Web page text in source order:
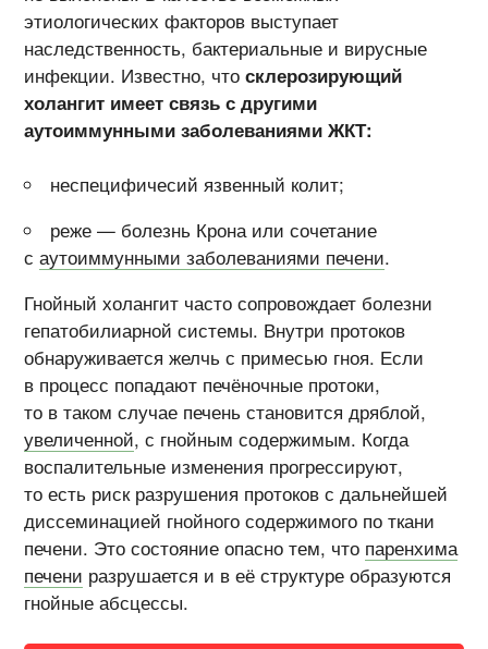
этиологических факторов выступает
наследственность, бактериальные и вирусные
инфекции. Известно, чтосклерозирующий
холангит имеет связь с другими
аутоиммунными заболеваниями ЖКТ:
неспецифичесий язвенный колит;
реже — болезнь Крона или сочетание
саутоиммунными заболеваниями печени.
Гнойный холангит часто сопровождает болезни
гепатобилиарной системы. Внутри протоков
обнаруживается желчь с примесью гноя. Если
в процесс попадают печёночные протоки,
то в таком случае печень становится дряблой,
увеличенной, с гнойным содержимым. Когда
воспалительные изменения прогрессируют,
то есть риск разрушения протоков с дальнейшей
диссеминацией гнойного содержимого по ткани
печени. Это состояние опасно тем, что паренхима
печени разрушается и в её структуре образуются
гнойные абсцессы.